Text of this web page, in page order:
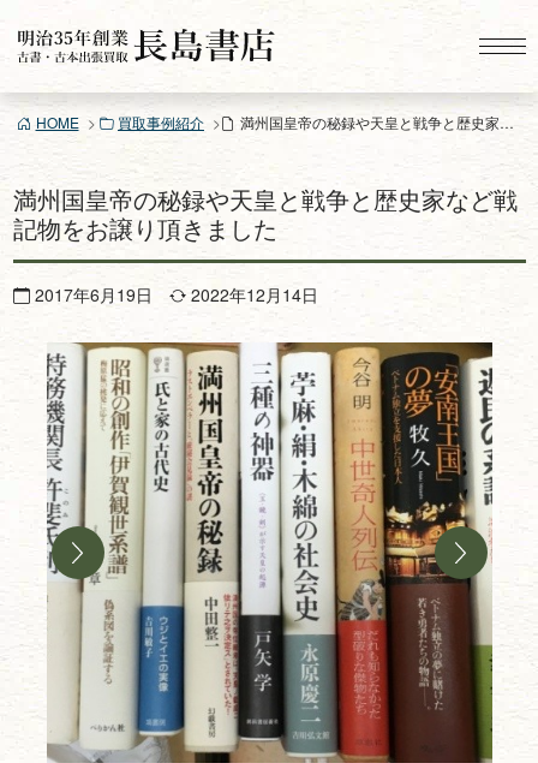
ン
ツ
ス
キ
ッ
HOME 買取事例紹介 満州国皇帝の秘録や天皇と戦争と歴史家など戦記物をお譲り頂きました
満州国皇帝の秘録や天皇と戦争と歴史家など戦
記物をお譲り頂きました
2017年6月19日 2022年12月14日